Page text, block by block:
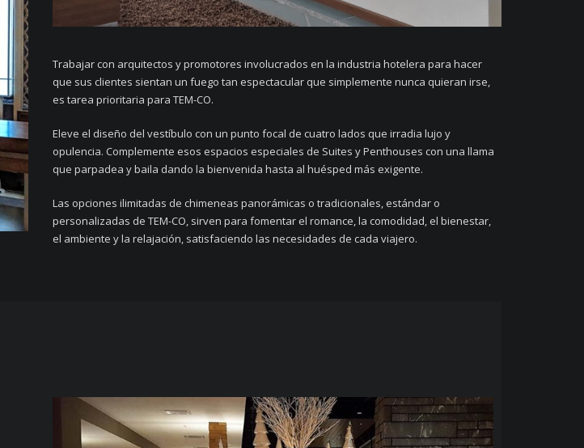
Trabajar con arquitectos y promotores involucrados en la industria hotelera para hacer
que sus clientes sientan un fuego tan espectacular que simplemente nunca quieran irse,
es tarea prioritaria para TEM-CO.
Eleve el diseño del vestíbulo con un punto focal de cuatro lados que irradia lujo y
opulencia. Complemente esos espacios especiales de Suites y Penthouses con una llama
que parpadea y baila dando la bienvenida hasta al huésped más exigente.
Las opciones ilimitadas de chimeneas panorámicas o tradicionales, estándar o
personalizadas de TEM-CO, sirven para fomentar el romance, la comodidad, el bienestar,
el ambiente y la relajación, satisfaciendo las necesidades de cada viajero.